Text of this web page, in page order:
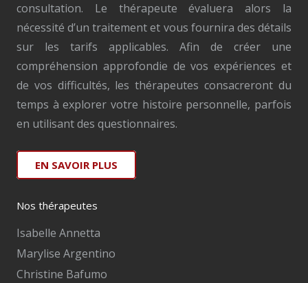
consultation. Le thérapeute évaluera alors la
nécessité d’un traitement et vous fournira des détails
sur les tarifs applicables. Afin de créer une
compréhension approfondie de vos expériences et
de vos difficultés, les thérapeutes consacreront du
temps à explorer votre histoire personnelle, parfois
en utilisant des questionnaires.
EN SAVOIR PLUS
Nos thérapeutes
Isabelle Annetta
Marylise Argentino
Christine Bafumo